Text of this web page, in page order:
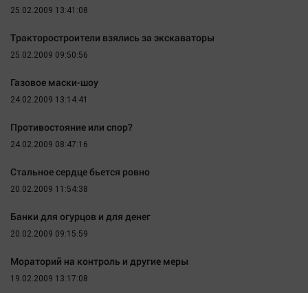
25.02.2009 13:41:08
Тракторостроители взялись за экскаваторы
25.02.2009 09:50:56
Газовое маски-шоу
24.02.2009 13:14:41
Противостояние или спор?
24.02.2009 08:47:16
Стальное сердце бьется ровно
20.02.2009 11:54:38
Банки для огурцов и для денег
20.02.2009 09:15:59
Мораторий на контроль и другие меры
19.02.2009 13:17:08